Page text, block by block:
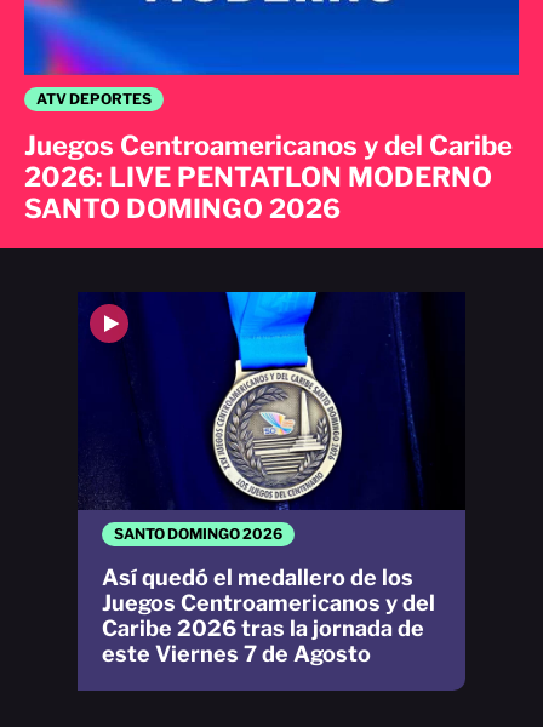
ATV DEPORTES
Juegos Centroamericanos y del Caribe
2026: LIVE PENTATLON MODERNO
SANTO DOMINGO 2026
SANTO DOMINGO 2026
Así quedó el medallero de los
Juegos Centroamericanos y del
Caribe 2026 tras la jornada de
este Viernes 7 de Agosto